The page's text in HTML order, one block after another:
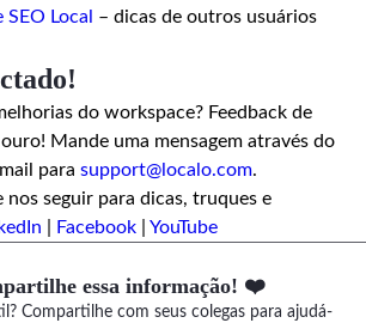
Local
– dicas de outros usuários
do workspace? Feedback de
Mande uma mensagem através do
para support@localo.com.
nos seguir para dicas, truques e
Facebook YouTube
essa informação! ❤️
Compartilhe com seus colegas para ajudá-